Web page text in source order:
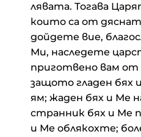
лявата. Тогава
които са от
дойдете вие,
Ми, наследете
приготвено вам от
защото гладен бях
ям; жаден бях и Ме
странник бях и Ме
и Ме облякохте;